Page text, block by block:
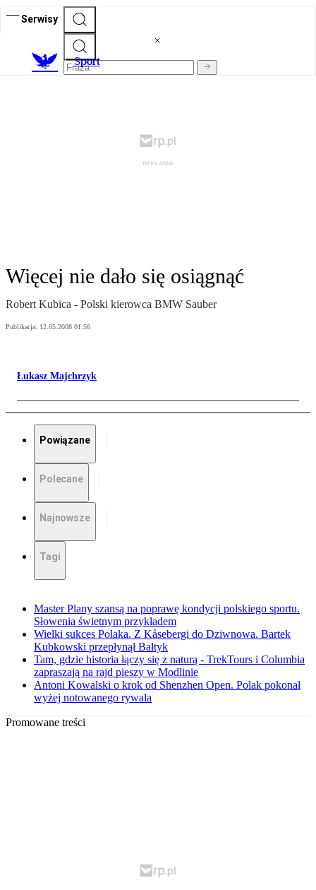
Serwisy
Sport
Więcej nie dało się osiągnąć
Robert Kubica - Polski kierowca BMW Sauber
Publikacja: 12.05.2008 01:56
Łukasz Majchrzyk
Powiązane
Polecane
Najnowsze
Tagi
Master Plany szansą na poprawę kondycji polskiego sportu.
Słowenia świetnym przykładem
Wielki sukces Polaka. Z Kåsebergi do Dziwnowa. Bartek
Kubkowski przepłynął Bałtyk
Tam, gdzie historia łączy się z naturą - TrekTours i Columbia
zapraszają na rajd pieszy w Modlinie
Antoni Kowalski o krok od Shenzhen Open. Polak pokonał
wyżej notowanego rywala
Promowane treści